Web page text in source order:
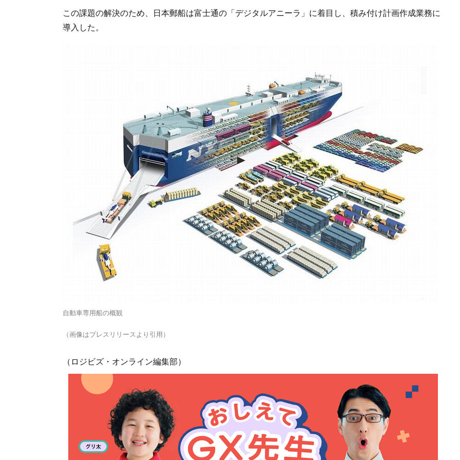
この課題の解決のため、日本郵船は富士通の「デジタルアニーラ」に着目し、積み付け計画作成業務に
導入した。
自動車専用船の概観
（画像はプレスリリースより引用）
（ロジビズ・オンライン編集部）